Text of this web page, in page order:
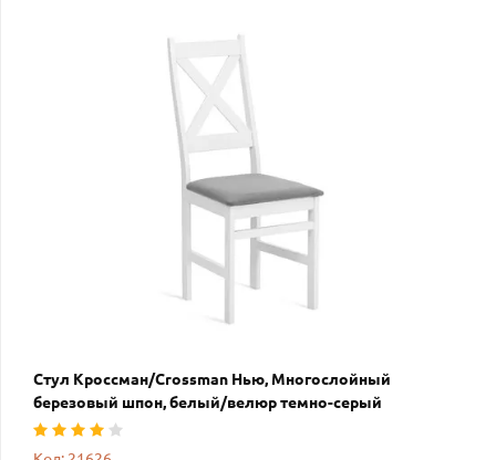
Стул Кроссман/Crossman Нью, Многослойный
березовый шпон, белый/велюр темно-серый